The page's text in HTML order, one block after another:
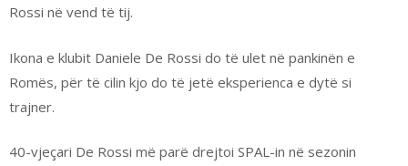
Rossi në vend të tij.
Ikona e klubit Daniele De Rossi do të ulet në pankinën e
Romës, për të cilin kjo do të jetë eksperienca e dytë si
trajner.
40-vjeçari De Rossi më parë drejtoi SPAL-in në sezonin